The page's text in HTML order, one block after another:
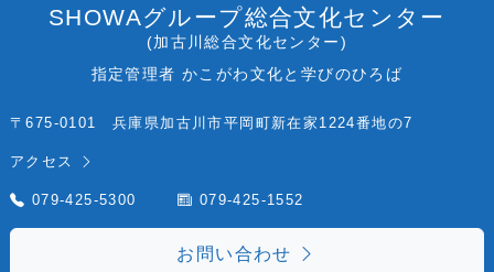
SHOWAグループ総合文化センター
(加古川総合文化センター)
指定管理者 かこがわ文化と学びのひろば
〒675-0101 兵庫県加古川市平岡町新在家1224番地の7
アクセス
079-425-5300 079-425-1552
お問い合わせ